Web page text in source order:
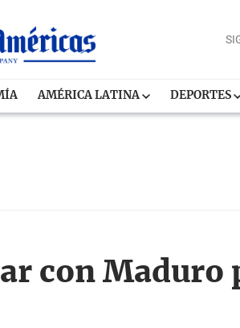
AMÉRICA LATINA DEPORTES
con Maduro